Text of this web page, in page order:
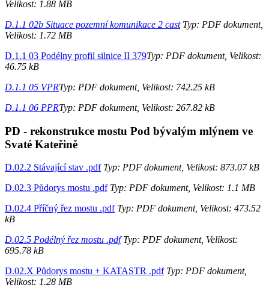
Velikost: 1.88 MB
D.1.1 02b Situace pozemní komunikace 2 castTyp: PDF dokument,
Velikost: 1.72 MB
D.1.1 03 Podélny profil silnice II 379Typ: PDF dokument, Velikost:
46.75 kB
D.1.1 05 VPRTyp: PDF dokument, Velikost: 742.25 kB
D.1.1 06 PPRTyp: PDF dokument, Velikost: 267.82 kB
PD - rekonstrukce mostu Pod bývalým mlýnem ve
Svaté Kateřině
D.02.2 Stávající stav .pdfTyp: PDF dokument, Velikost: 873.07 kB
D.02.3 Půdorys mostu .pdfTyp: PDF dokument, Velikost: 1.1 MB
D.02.4 Příčný řez mostu .pdfTyp: PDF dokument, Velikost: 473.52
kB
D.02.5 Podélný řez mostu .pdfTyp: PDF dokument, Velikost:
695.78 kB
D.02.X Půdorys mostu + KATASTR .pdfTyp: PDF dokument,
Velikost: 1.28 MB